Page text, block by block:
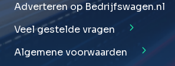
Adverteren op Bedrijfswagen.nl
Veel gestelde vragen
Algemene voorwaarden